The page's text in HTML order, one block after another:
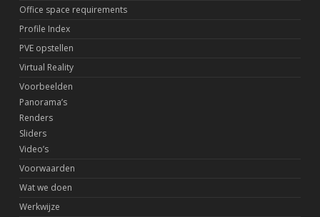
Office space requirements
Profile Index
PVE opstellen
Virtual Reality
Voorbeelden
Panorama’s
Renders
Sliders
Video’s
Voorwaarden
Wat we doen
Werkwijze